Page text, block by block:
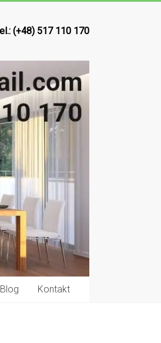
(+48) 517 110 170
Blog Kontakt